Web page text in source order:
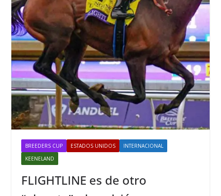
BREEDERS CUP ESTADOS UNIDOS
INTERNACIONAL
KEENELAND
FLIGHTLINE es de otro